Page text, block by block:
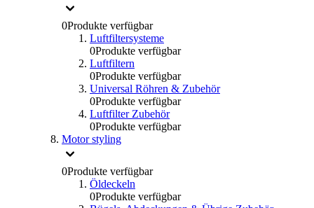
0Produkte verfügbar
Luftfiltersysteme
0Produkte verfügbar
Luftfiltern
0Produkte verfügbar
Universal Röhren & Zubehör
0Produkte verfügbar
Luftfilter Zubehör
0Produkte verfügbar
Motor styling
0Produkte verfügbar
Öldeckeln
0Produkte verfügbar